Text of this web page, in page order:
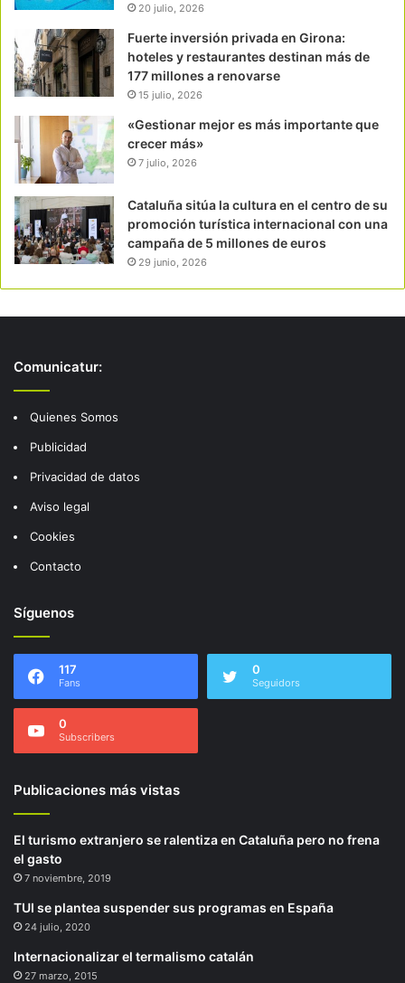
20 julio, 2026
Fuerte inversión privada en Girona:
hoteles y restaurantes destinan más de
177 millones a renovarse
15 julio, 2026
«Gestionar mejor es más importante que
crecer más»
7 julio, 2026
Cataluña sitúa la cultura en el centro de su
promoción turística internacional con una
campaña de 5 millones de euros
29 junio, 2026
Comunicatur:
Quienes Somos
Publicidad
Privacidad de datos
Aviso legal
Cookies
Contacto
Síguenos
117
Fans
0
Seguidors
0
Subscribers
Publicaciones más vistas
El turismo extranjero se ralentiza en Cataluña pero no frena
el gasto
7 noviembre, 2019
TUI se plantea suspender sus programas en España
24 julio, 2020
Internacionalizar el termalismo catalán
27 marzo, 2015